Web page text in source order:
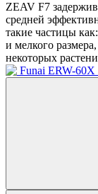
ZEAV F7
средней
такие частицы
и мелкого
некоторых